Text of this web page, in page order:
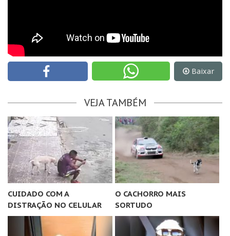
Baixar
VEJA TAMBÉM
CUIDADO COM A
DISTRAÇÃO NO CELULAR
O CACHORRO MAIS
SORTUDO